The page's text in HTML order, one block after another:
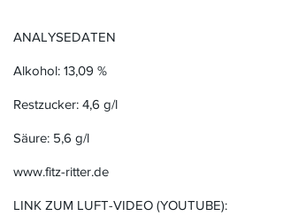
ANALYSEDATEN
Alkohol: 13,09 %
Restzucker: 4,6 g/l
Säure: 5,6 g/l
www.fitz-ritter.de
LINK ZUM LUFT-VIDEO (YOUTUBE):